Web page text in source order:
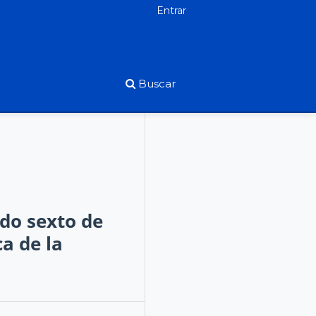
Buscar
Entrar
sexto de
de la